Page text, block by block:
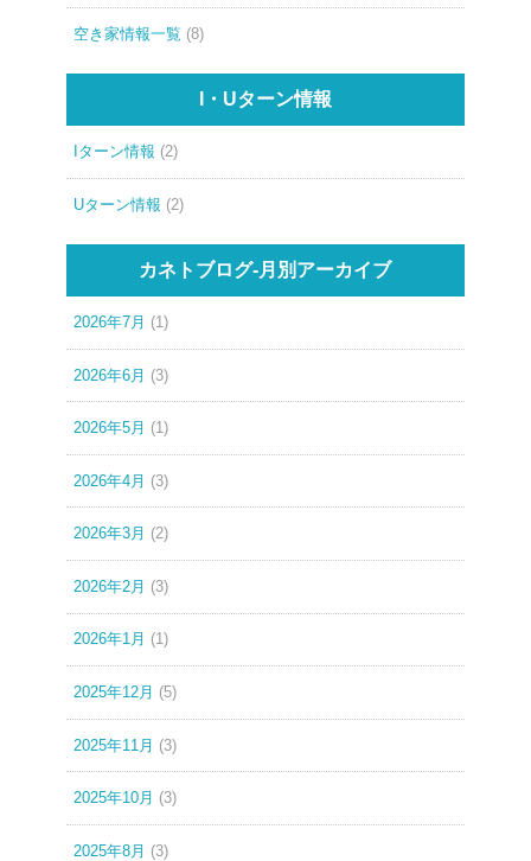
空き家情報一覧 (8)
I・Uターン情報
Iターン情報 (2)
Uターン情報 (2)
カネトブログ-月別アーカイブ
2026年7月 (1)
2026年6月 (3)
2026年5月 (1)
2026年4月 (3)
2026年3月 (2)
2026年2月 (3)
2026年1月 (1)
2025年12月 (5)
2025年11月 (3)
2025年10月 (3)
2025年8月 (3)